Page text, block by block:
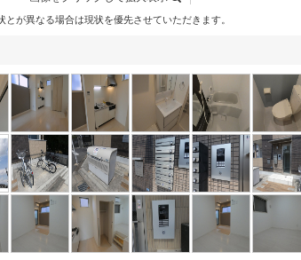
が異なる場合は現状を優先させていただきます。